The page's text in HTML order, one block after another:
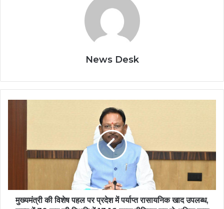
News Desk
रासायनिक
खादमुख्यमंत्री की विशेष पहल पर प्रदेश में पर्याप्त रासायनिक खाद उपलब्ध,